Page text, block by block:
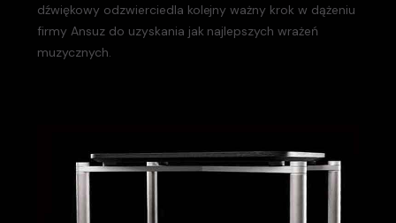
dźwiękowy odzwierciedla kolejny ważny krok w dążeniu
firmy Ansuz do uzyskania jak najlepszych wrażeń
muzycznych.